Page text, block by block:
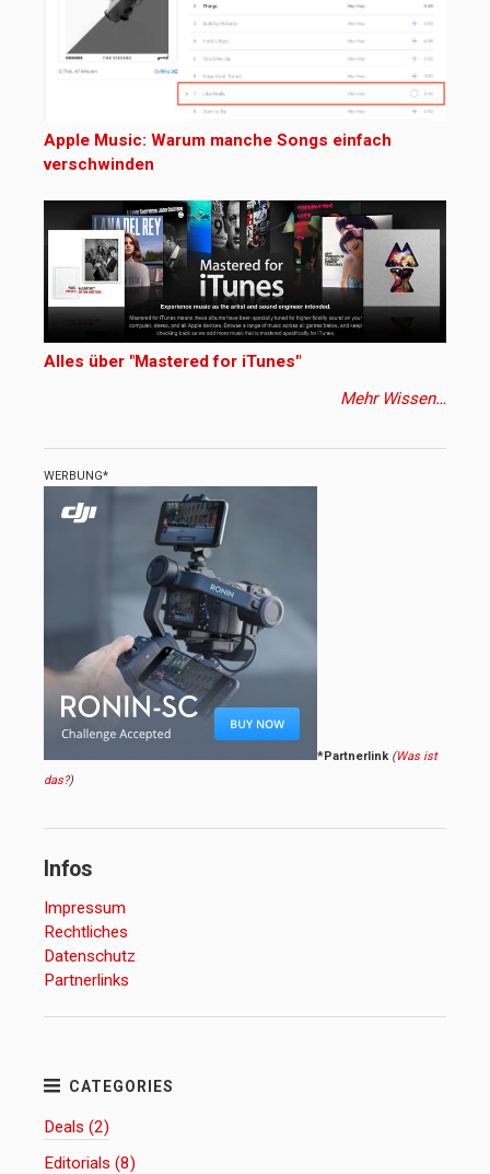
Apple Music: Warum manche Songs einfach
verschwinden
Alles über "Mastered for iTunes"
Mehr Wissen…
WERBUNG*
*Partnerlink (Was ist
das?)
Infos
Impressum
Rechtliches
Datenschutz
Partnerlinks
Deals (2)
Editorials (8)